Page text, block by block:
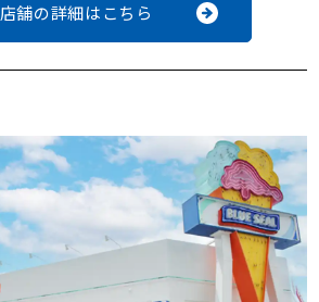
店舗の詳細はこちら